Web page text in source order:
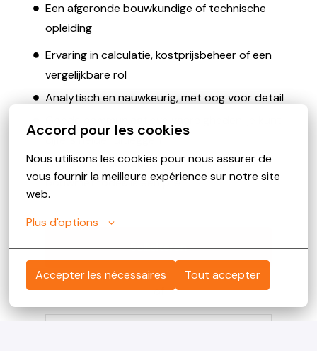
Accord pour les cookies
Nous utilisons les cookies pour nous assurer de
vous fournir la meilleure expérience sur notre site
web.
Plus d'options
Accepter les nécessaires Tout accepter
Een afgeronde bouwkundige of technische
opleiding
Ervaring in calculatie, kostprijsbeheer of een
vergelijkbare rol
Analytisch en nauwkeurig, met oog voor detail
cijfers helder uitleggen
Interesse in duurzaamheid en innovatieve
bouwmethodes is een pré
Solliciteren
of